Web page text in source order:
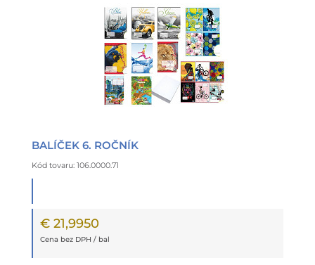
BALÍČEK 6. ROČNÍK
Kód tovaru: 106.0000.71
€ 21,9950
Cena bez DPH / bal